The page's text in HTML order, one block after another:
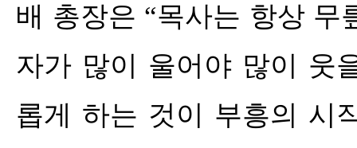
배 총장은 “목사는 항상 무
자가 많이 울어야 많이 웃
롭게 하는 것이 부흥의 시